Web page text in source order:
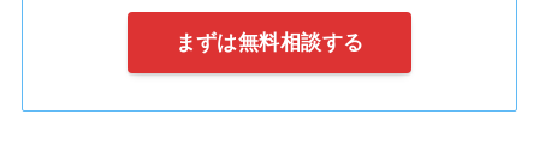
まずは無料相談する